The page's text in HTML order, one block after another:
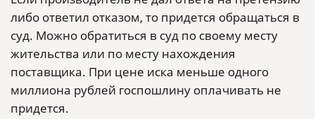
либо ответил отказом, то придется обращаться в
суд. Можно обратиться в суд по своему месту
жительства или по месту нахождения
поставщика. При цене иска меньше одного
миллиона рублей госпошлину оплачивать не
придется.